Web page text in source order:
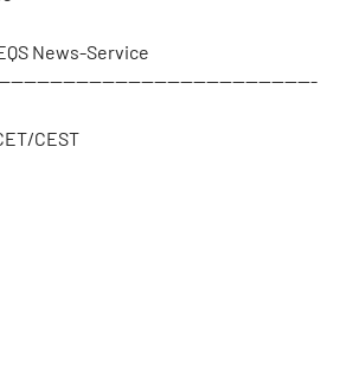
News-Service
CEST